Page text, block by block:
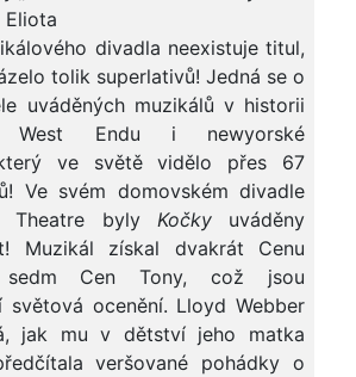
Eliota
divadla neexistuje titul,
tolik superlativů! Jedná se o
uváděných muzikálů v historii
West Endu i newyorské
ve světě vidělo přes 67
Ve svém domovském divadle
Theatre byly Kočky uváděny
Muzikál získal dvakrát Cenu
Cen Tony, což jsou
světová ocenění. Lloyd Webber
jak mu v dětství jeho matka
veršované pohádky o